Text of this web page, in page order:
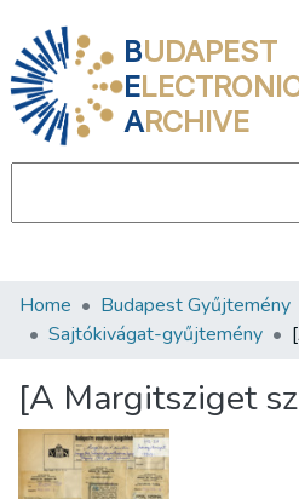
BUDAPEST
E
ARCHIVE
Communities & Collections
Statistics
About us
Home Budapest Gyűjtemény
Sajtókivágat-gyűjtemény
[A Margitsziget